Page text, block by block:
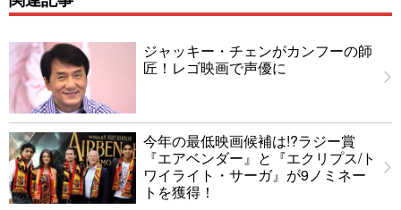
ジャッキー・チェンがカンフーの師
匠！レゴ映画で声優に
今年の最低映画候補は!?ラジー賞
『エアベンダー』と『エクリプス/ト
ワイライト・サーガ』が9ノミネー
トを獲得！